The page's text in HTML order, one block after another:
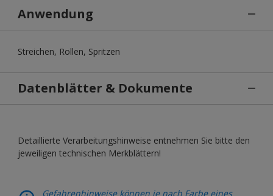
Anwendung
Streichen, Rollen, Spritzen
Datenblätter & Dokumente
Detaillierte Verarbeitungshinweise entnehmen Sie bitte den
jeweiligen technischen Merkblättern!
Gefahrenhinweise können je nach Farbe eines